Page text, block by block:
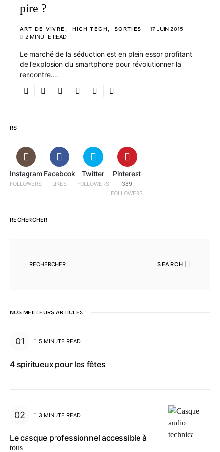
pire ?
ART DE VIVRE HIGH TECH SORTIES
17 JUIN 2015
2 MINUTE READ
Le marché de la séduction est en plein essor profitant
de l’explosion du smartphone pour révolutionner la
rencontre.…
RS
Instagram
FOLLOWERS
Facebook
LIKES
Twitter
FOLLOWERS
Pinterest
389
FOLLOWERS
RECHERCHER
SEARCH
NOS MEILLEURS ARTICLES
5 MINUTE READ
4 spiritueux pour les fêtes
3 MINUTE READ
Le casque professionnel accessible à
tous